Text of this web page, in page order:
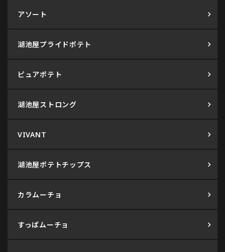
アソート
湖池屋プライドポテト
ピュアポテト
湖池屋ストロング
VIVANT
湖池屋ポテトチップス
カラムーチョ
すっぱムーチョ